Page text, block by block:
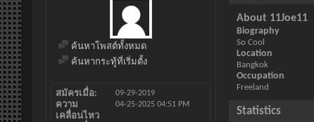
ค้นหาโพสต์ทั้งหมด
ค้นหากระทู้ที่เริ่มตั้ง
สมัครเมื่อ 09-29-2019
ความ
เคลื่อนไหว
04-25-2025 04:51 PM
About 11Joe11
Biography
So Cool
Location
Bangkok
Occupation
Freeland
Statistics